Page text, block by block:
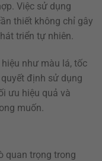
Việc sử dụng
thiết không chỉ gây
triển tự nhiên.
như màu lá, tốc
định sử dụng
ưu hiệu quả và
muốn.
quan trọng trong